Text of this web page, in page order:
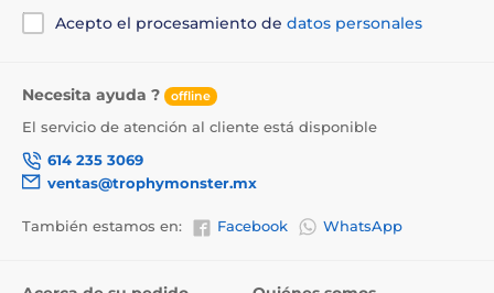
Acepto el procesamiento de datos personales
Necesita ayuda ? offline
El servicio de atención al cliente está disponible
614 235 3069
ventas@trophymonster.mx
También estamos en: Facebook WhatsApp